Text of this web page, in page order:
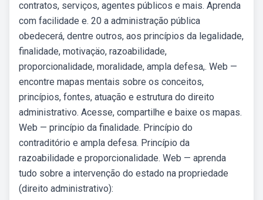
contratos, serviços, agentes públicos e mais. Aprenda
com facilidade e. 20 a administração pública
obedecerá, dentre outros, aos princípios da legalidade,
finalidade, motivaçäo, razoabilidade,
proporcionalidade, moralidade, ampla defesa,. Web —
encontre mapas mentais sobre os conceitos,
princípios, fontes, atuação e estrutura do direito
administrativo. Acesse, compartilhe e baixe os mapas.
Web — princípio da finalidade. Princípio do
contraditório e ampla defesa. Princípio da
razoabilidade e proporcionalidade. Web — aprenda
tudo sobre a intervenção do estado na propriedade
(direito administrativo):